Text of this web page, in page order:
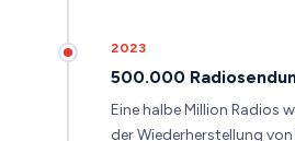
2023
500.000
Eine halbe Million Radios
der Wiederherstellung